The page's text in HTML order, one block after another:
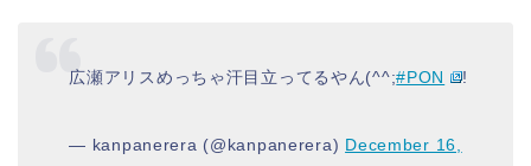
広瀬アリスめっちゃ汗目立ってるやん(^^;#PON !
— kanpanerera (@kanpanerera) December 16,